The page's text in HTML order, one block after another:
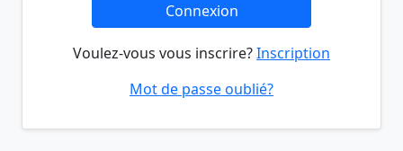
Connexion
Voulez-vous vous inscrire?Inscription
Mot de passe oublié?